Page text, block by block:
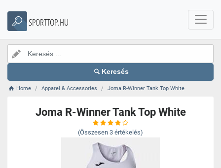
SPORTTOP.HU
Keresés
Home Apparel & Accessories Joma R-Winner Tank Top White
Joma R-Winner Tank Top White
(Összesen 3 értékelés)